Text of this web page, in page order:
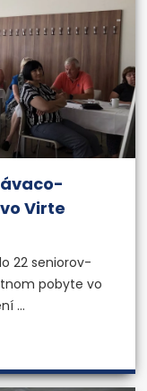
Virte
22 seniorov-
pobyte vo
...